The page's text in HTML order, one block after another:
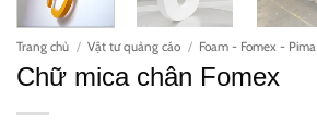
Trang chủ / Vật tư quảng cáo / Foam - Fomex - Pima
Chữ mica chân Fomex